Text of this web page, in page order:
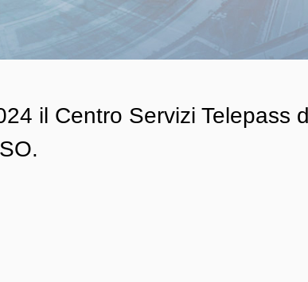
il Centro Servizi Telepass